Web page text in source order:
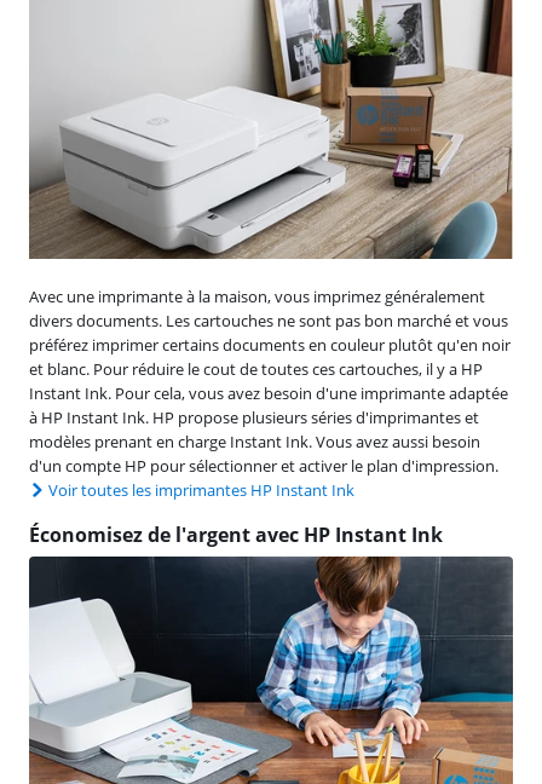
Avec une imprimante à la maison, vous imprimez généralement
divers documents. Les cartouches ne sont pas bon marché et vous
préférez imprimer certains documents en couleur plutôt qu'en noir
et blanc. Pour réduire le cout de toutes ces cartouches, il y a HP
Instant Ink. Pour cela, vous avez besoin d'une imprimante adaptée
à HP Instant Ink. HP propose plusieurs séries d'imprimantes et
modèles prenant en charge Instant Ink. Vous avez aussi besoin
d'un compte HP pour sélectionner et activer le plan d'impression.
Voir toutes les imprimantes HP Instant Ink
Économisez de l'argent avec HP Instant Ink